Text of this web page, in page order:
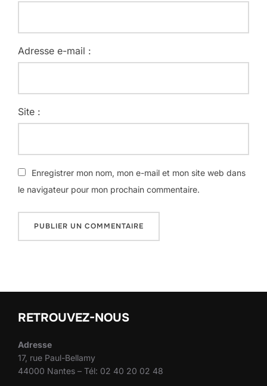
Adresse e-mail :
Site :
Enregistrer mon nom, mon e-mail et mon site web dans
le navigateur pour mon prochain commentaire.
RETROUVEZ-NOUS
Adresse
17, rue Paul-Bellamy
44000 Nantes – Tél: 02 40 20 02 48